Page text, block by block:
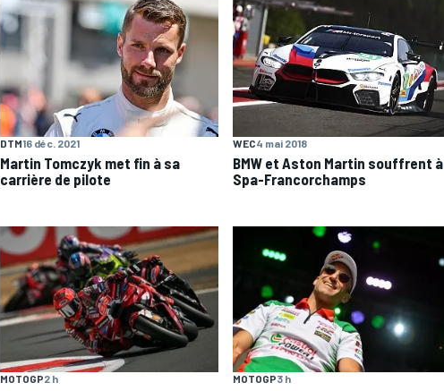
DTM16 déc. 2021
Martin Tomczyk met fin à sa
carrière de pilote
WEC4 mai 2018
BMW et Aston Martin souffrent à
Spa-Francorchamps
MOTOGP2 h MOTOGP3 h